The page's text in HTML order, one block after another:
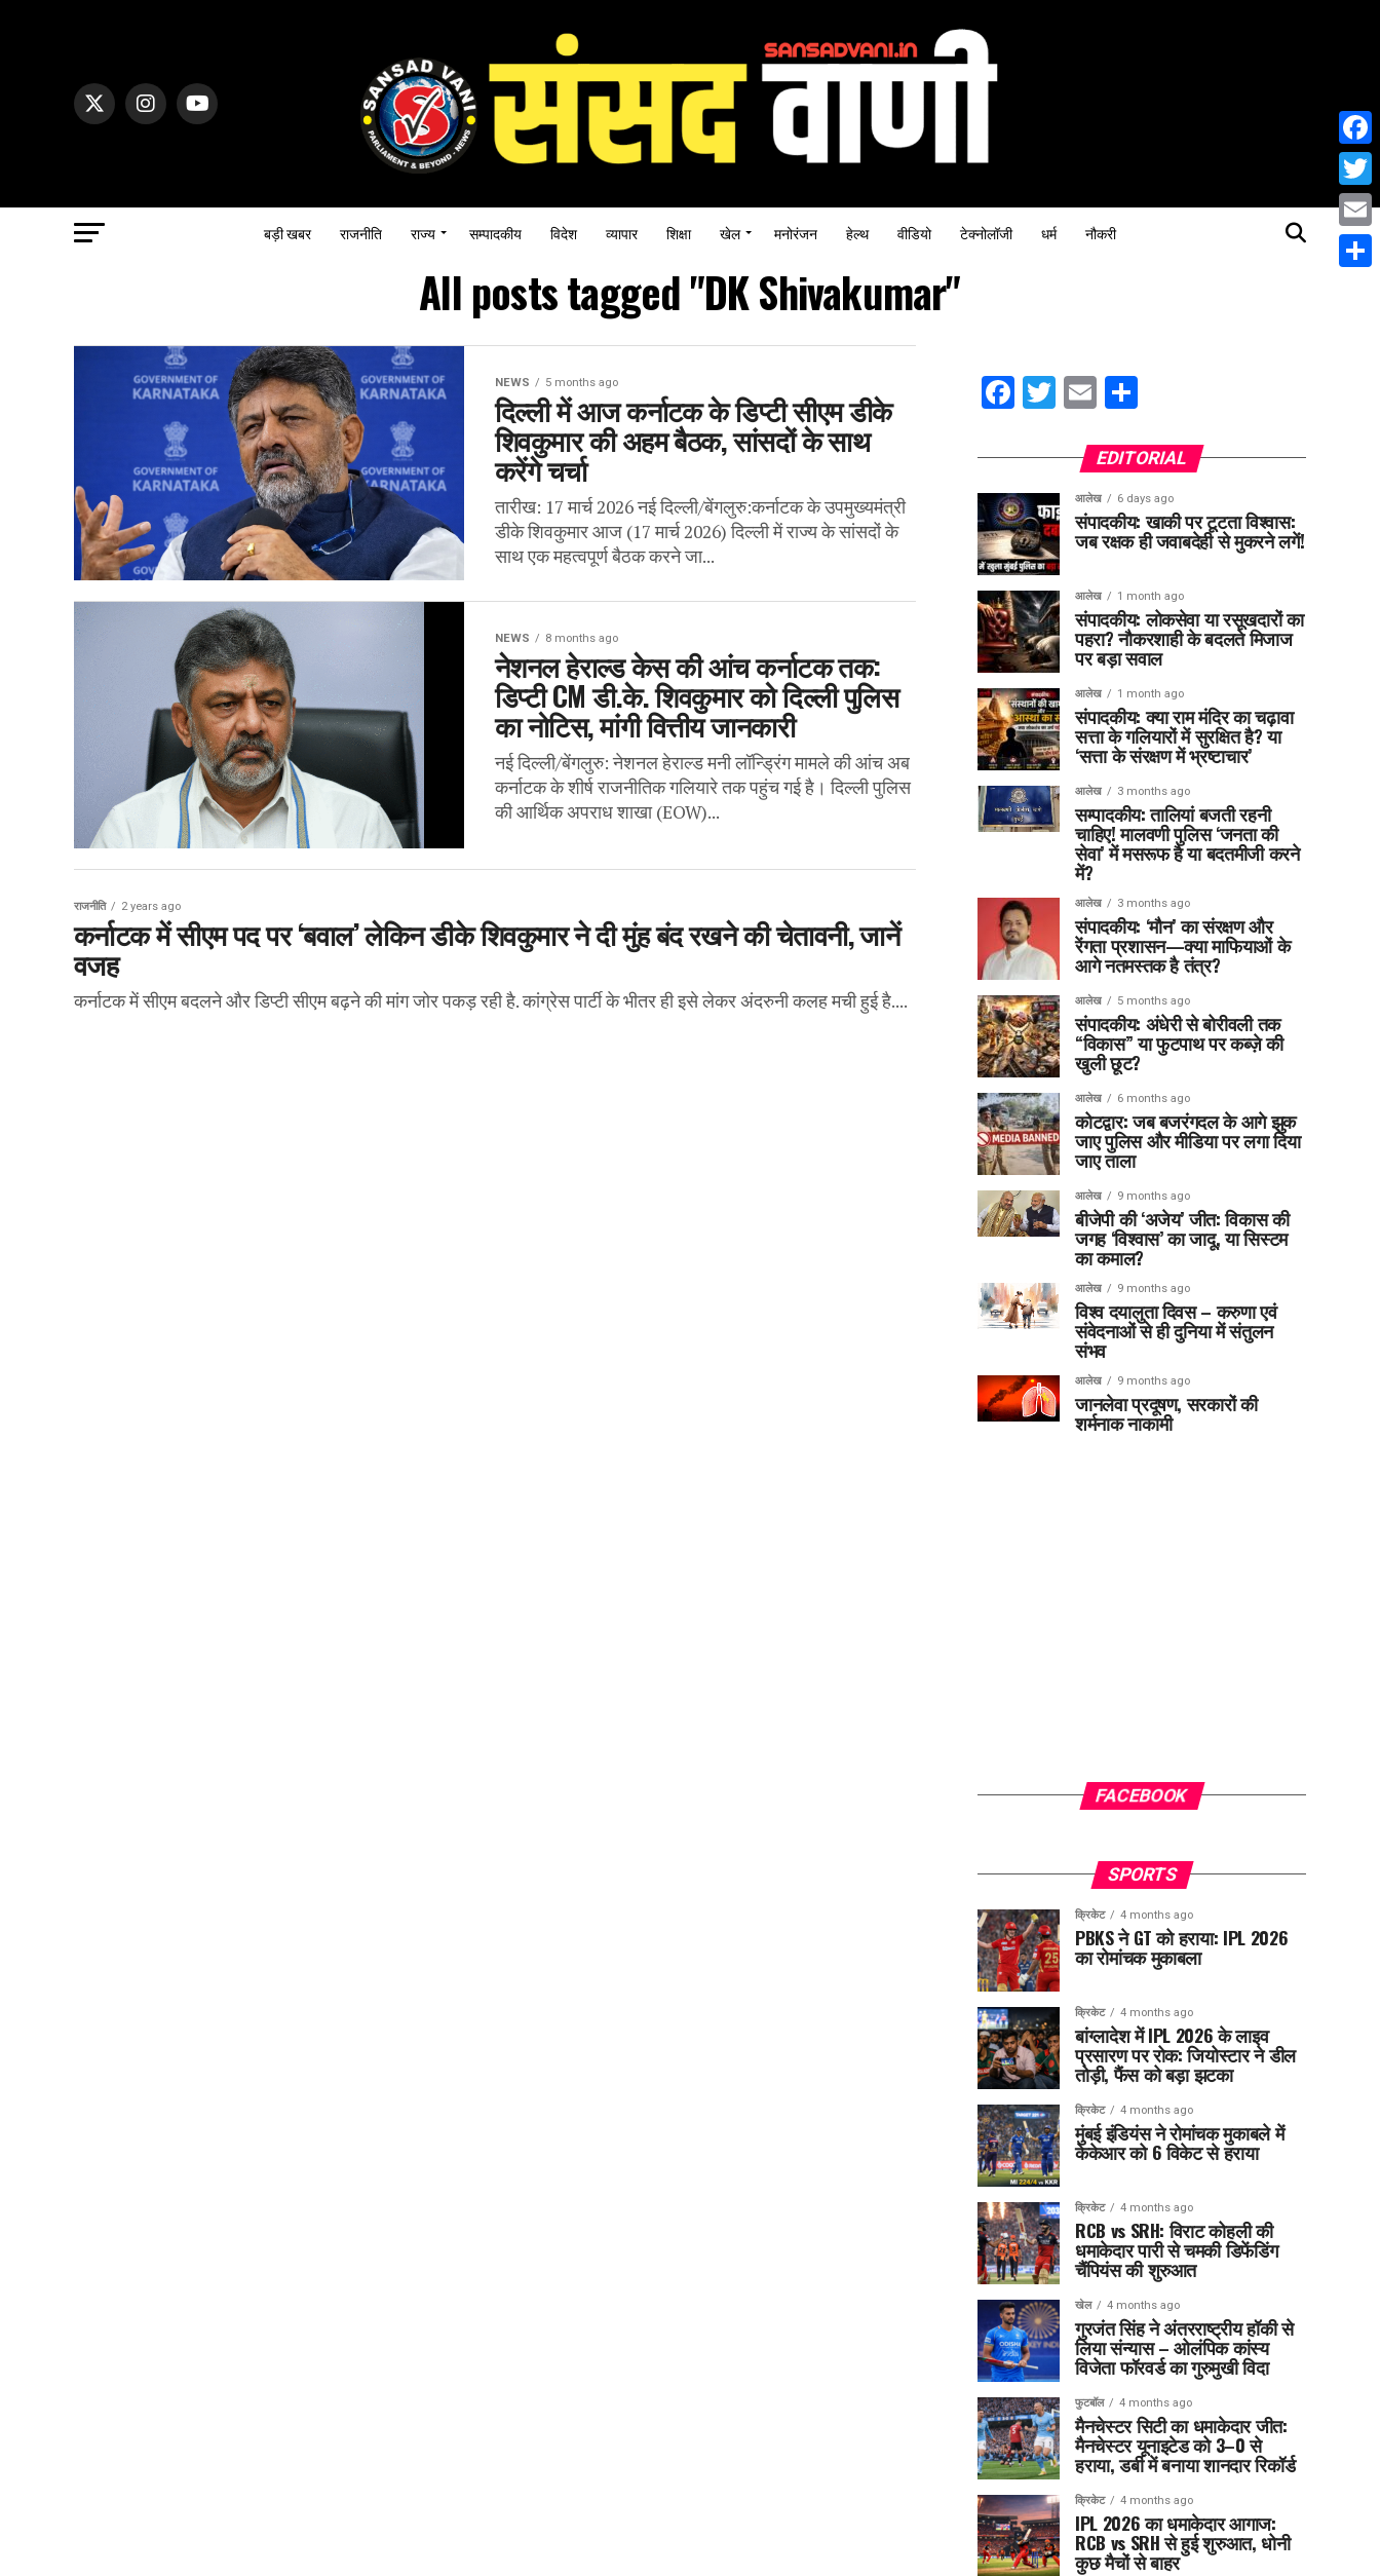
बड़ी खबर राजनीति राज्य सम्पादकीय विदेश व्यापार शिक्षा खेल मनोरंजन हेल्थ वीडियो टेक्नोलॉजी धर्म नौकरी
All posts tagged "DK Shivakumar"
NEWS 5 months ago
दिल्ली में आज कर्नाटक के डिप्टी सीएम डीके
शिवकुमार की अहम बैठक, सांसदों के साथ
करेंगे चर्चा
तारीख: 17 मार्च 2026 नई दिल्ली/बेंगलुरु:कर्नाटक के उपमुख्यमंत्री
डीके शिवकुमार आज (17 मार्च 2026) दिल्ली में राज्य के सांसदों के
साथ एक महत्वपूर्ण बैठक करने जा...
NEWS 8 months ago
नेशनल हेराल्ड केस की आंच कर्नाटक तक:
डिप्टी CM डी.के. शिवकुमार को दिल्ली पुलिस
का नोटिस, मांगी वित्तीय जानकारी
नई दिल्ली/बेंगलुरु: नेशनल हेराल्ड मनी लॉन्ड्रिंग मामले की आंच अब
कर्नाटक के शीर्ष राजनीतिक गलियारे तक पहुंच गई है। दिल्ली पुलिस
की आर्थिक अपराध शाखा (EOW)...
राजनीति 2 years ago
कर्नाटक में सीएम पद पर ‘बवाल’ लेकिन डीके शिवकुमार ने दी मुंह बंद रखने की चेतावनी, जानें
वजह
कर्नाटक में सीएम बदलने और डिप्टी सीएम बढ़ने की मांग जोर पकड़ रही है. कांग्रेस पार्टी के भीतर ही इसे लेकर अंदरुनी कलह मची हुई है....
Facebook
Twitter
Email
EDITORIAL
आलेख 6 days ago
संपादकीय: खाकी पर टूटता विश्वास:
जब रक्षक ही जवाबदेही से मुकरने लगें!
आलेख 1 month ago
संपादकीय: लोकसेवा या रसूखदारों का
पहरा? नौकरशाही के बदलते मिजाज
पर बड़ा सवाल
आलेख 1 month ago
संपादकीय: क्या राम मंदिर का चढ़ावा
सत्ता के गलियारों में सुरक्षित है? या
‘सत्ता के संरक्षण में भ्रष्टाचार’
आलेख 3 months ago
सम्पादकीय: तालियां बजती रहनी
चाहिए! मालवणी पुलिस ‘जनता की
सेवा’ में मसरूफ है या बदतमीजी करने
में?
आलेख 3 months ago
संपादकीय: ‘मौन’ का संरक्षण और
रेंगता प्रशासन—क्या माफियाओं के
आगे नतमस्तक है तंत्र?
आलेख 5 months ago
संपादकीय: अंधेरी से बोरीवली तक
“विकास” या फुटपाथ पर कब्ज़े की
खुली छूट?
आलेख 6 months ago
कोटद्वार: जब बजरंगदल के आगे झुक
जाए पुलिस और मीडिया पर लगा दिया
जाए ताला
आलेख 9 months ago
बीजेपी की ‘अजेय’ जीत: विकास की
जगह ‘विश्वास’ का जादू, या सिस्टम
का कमाल?
आलेख 9 months ago
विश्व दयालुता दिवस – करुणा एवं
संवेदनाओं से ही दुनिया में संतुलन
संभव
आलेख 9 months ago
जानलेवा प्रदूषण, सरकारों की
शर्मनाक नाकामी
FACEBOOK
SPORTS
क्रिकेट 4 months ago
PBKS ने GT को हराया: IPL 2026
का रोमांचक मुकाबला
क्रिकेट 4 months ago
बांग्लादेश में IPL 2026 के लाइव
प्रसारण पर रोक: जियोस्टार ने डील
तोड़ी, फैंस को बड़ा झटका
क्रिकेट 4 months ago
मुंबई इंडियंस ने रोमांचक मुकाबले में
केकेआर को 6 विकेट से हराया
क्रिकेट 4 months ago
RCB vs SRH: विराट कोहली की
धमाकेदार पारी से चमकी डिफेंडिंग
चैंपियंस की शुरुआत
खेल 4 months ago
गुरजंत सिंह ने अंतरराष्ट्रीय हॉकी से
लिया संन्यास – ओलंपिक कांस्य
विजेता फॉरवर्ड का गुरुमुखी विदा
फुटबॉल 4 months ago
मैनचेस्टर सिटी का धमाकेदार जीत:
मैनचेस्टर यूनाइटेड को 3–0 से
हराया, डर्बी में बनाया शानदार रिकॉर्ड
क्रिकेट 4 months ago
IPL 2026 का धमाकेदार आगाज:
RCB vs SRH से हुई शुरुआत, धोनी
कुछ मैचों से बाहर
Email